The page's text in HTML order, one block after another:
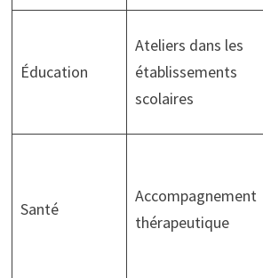
Éducation
Ateliers dans les
établissements
scolaires
Santé
Accompagnement
thérapeutique